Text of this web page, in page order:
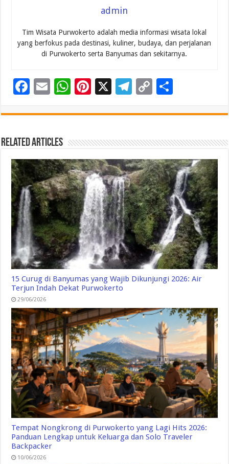
admin
Tim Wisata Purwokerto adalah media informasi wisata lokal
yang berfokus pada destinasi, kuliner, budaya, dan perjalanan
di Purwokerto serta Banyumas dan sekitarnya.
F
e
b
o
o
k
E
ai
l
W
at
sA
p
p
Pi
er
es
t
X
T
e
gr
a
m
C
p
y
Li
n
k
ar
e
Related Articles
15 Curug di Banyumas yang Wajib Dikunjungi 2026: Air
Terjun Indah Dekat Purwokerto
29/06/2026
Tempat Nongkrong di Purwokerto yang Lagi Hits 2026:
Panduan Lengkap untuk Keluarga dan Solo Traveler
Backpacker
10/06/2026